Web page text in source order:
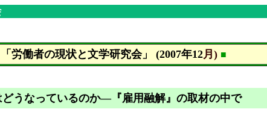
「労働者の現状と文学研究会」 (2007年12月) ■
うなっているのか―『雇用融解』の取材の中で